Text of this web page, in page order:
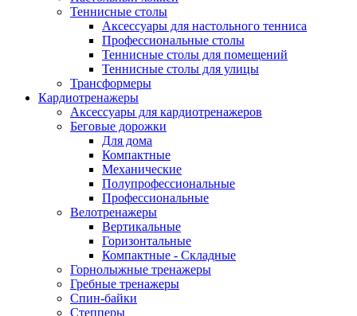
Теннисные столы
Аксессуары для настольного тенниса
Профессиональные столы
Теннисные столы для помещений
Теннисные столы для улицы
Трансформеры
Кардиотренажеры
Аксессуары для кардиотренажеров
Беговые дорожки
Для дома
Компактные
Механические
Полупрофессиональные
Профессиональные
Велотренажеры
Вертикальные
Горизонтальные
Компактные - Складные
Горнолыжные тренажеры
Гребные тренажеры
Спин-байки
Степперы